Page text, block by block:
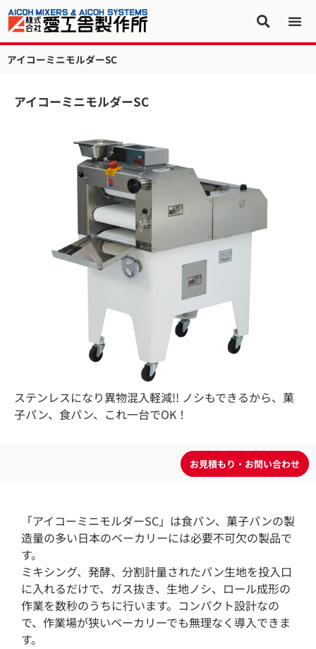
アイコーミニモルダーSC
アイコーミニモルダーSC
ステンレスになり異物混入軽減!! ノシもできるから、菓
子パン、食パン、これ一台でOK！
「アイコーミニモルダーSC」は食パン、菓子パンの製
造量の多い日本のベーカリーには必要不可欠の製品で
す。
ミキシング、発酵、分割計量されたパン生地を投入口
に入れるだけで、ガス抜き、生地ノシ、ロール成形の
作業を数秒のうちに行います。コンパクト設計なの
で、作業場が狭いベーカリーでも無理なく導入できま
す。